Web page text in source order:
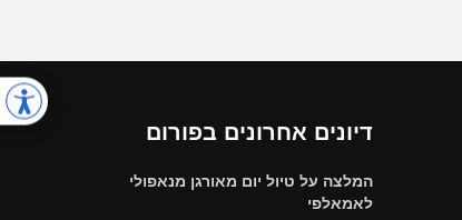
דיונים אחרונים בפורום
המלצה על טיול יום מאורגן מנאפולי
לאמאלפי